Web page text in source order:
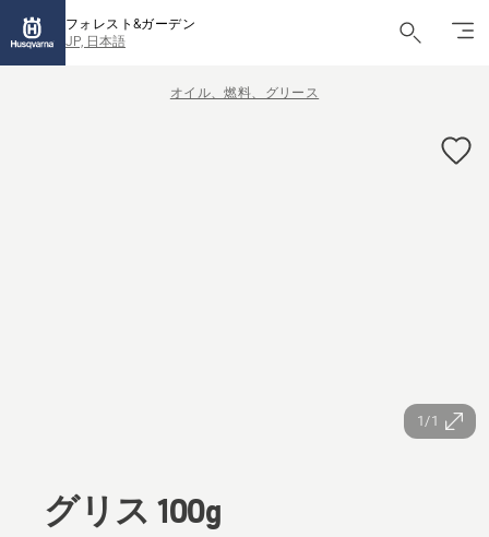
フォレスト&ガーデン
JP, 日本語
オイル、燃料、グリース
1/1
グリス 100g